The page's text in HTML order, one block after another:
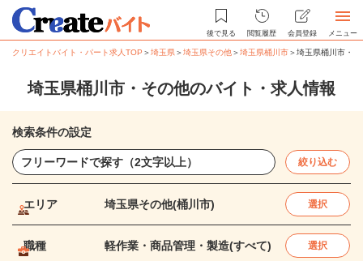
後で見る 閲覧履歴 会員登録 メニュー
クリエイトバイト・パート求人TOP ＞埼玉県＞埼玉県その他＞埼玉県桶川市＞埼玉県桶川市・
埼玉県桶川市・その他のバイト・求人情報
検索条件の設定
絞り込む
エリア 埼玉県その他(桶川市) 選択
職種 軽作業・商品管理・製造(すべて) 選択